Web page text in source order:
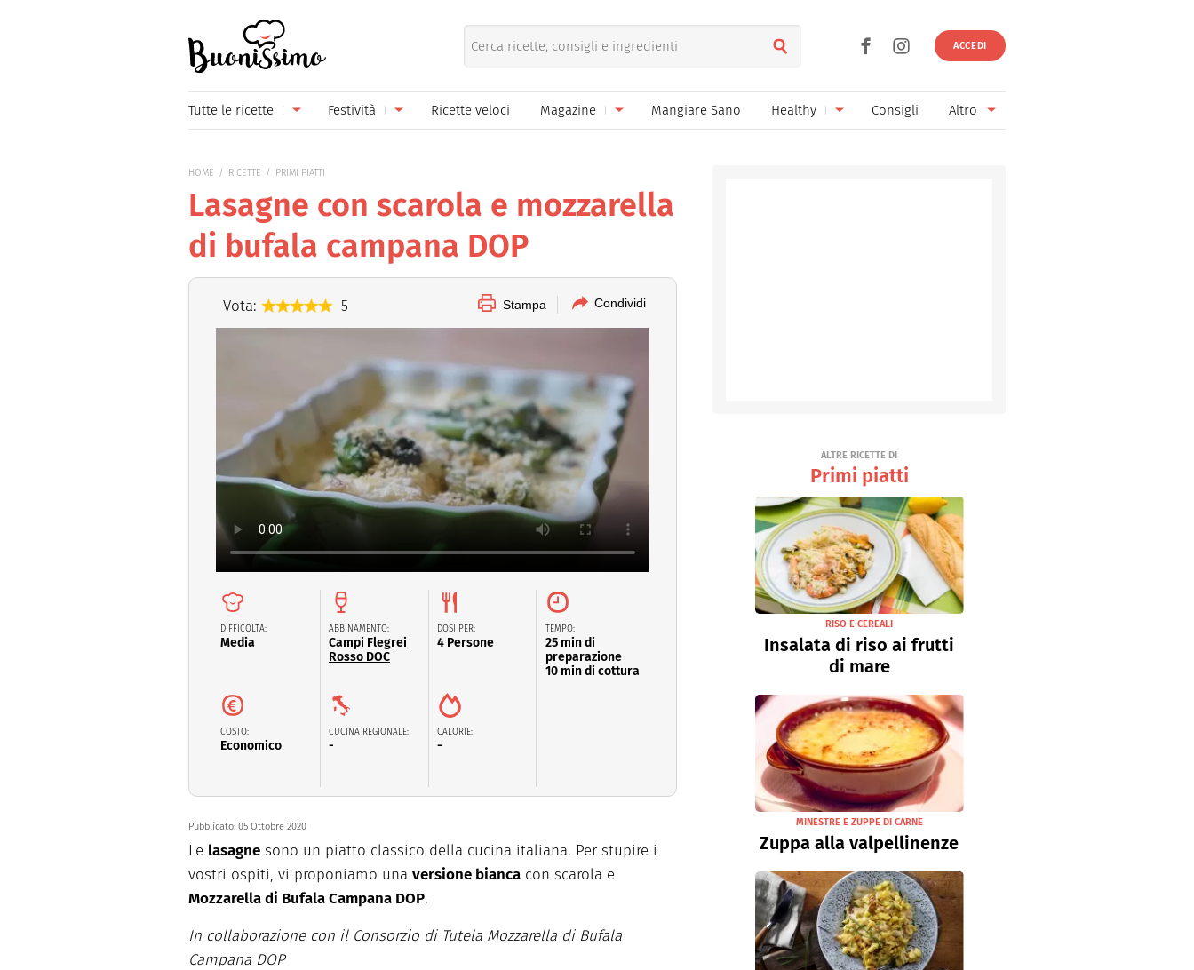
ACCEDI
Tutte le ricette
Pane pizza focacce
Secondi piatti
Piatti unici Marmellate e confetture
Contorni
Bevande
Festività
Festa della Mamma
Natale
Pasqua
San Valentino
Ricette veloci Magazine Mangiare Sano Healthy Consigli Altro
HOME RICETTE PRIMI PIATTI
Lasagne con scarola e mozzarella
di bufala campana DOP
Vota: 5 Stampa Condividi
DIFFICOLTÀ:
Media
ABBINAMENTO:
Campi Flegrei
Rosso DOC
COSTO:
Economico
CUCINA REGIONALE:
-
DOSI PER:
4 Persone
CALORIE:
-
TEMPO:
25 min di
preparazione
10 min di cottura
Pubblicato: 05 Ottobre 2020
Le lasagne sono un piatto classico della cucina italiana. Per stupire i
vostri ospiti, vi proponiamo una versione bianca con scarola e
Mozzarella di Bufala Campana DOP.
In collaborazione con il Consorzio di Tutela Mozzarella di Bufala
Campana DOP
ALTRE RICETTE DI
Primi piatti
RISO E CEREALI
Insalata di riso ai frutti
di mare
MINESTRE E ZUPPE DI CARNE
Zuppa alla valpellinenze